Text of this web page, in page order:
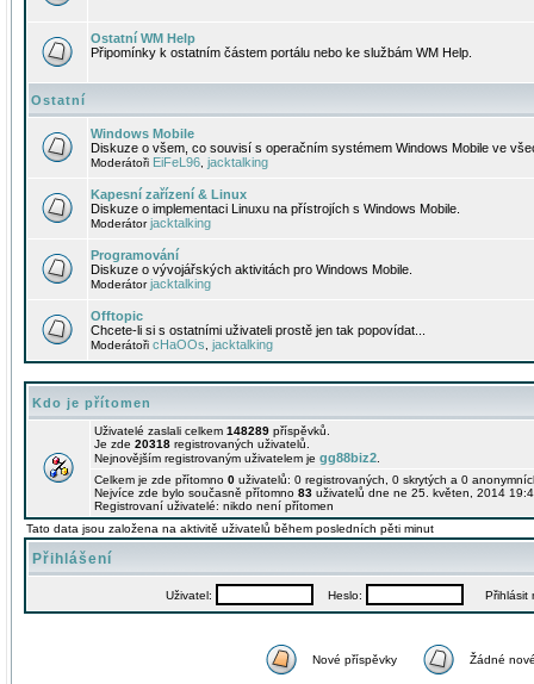
Ostatní WM Help
Připomínky k ostatním částem portálu nebo ke službám WM Help.
Ostatní
Windows Mobile
Diskuze o všem, co souvisí s operačním systémem Windows Mobile ve
Moderátoři EiFeL96 jacktalking
Kapesní zařízení & Linux
Diskuze o implementaci Linuxu na přístrojích s Windows Mobile.
Moderátorjacktalking
Programování
Diskuze o vývojářských aktivitách pro Windows Mobile.
Moderátorjacktalking
Offtopic
Chcete-li si s ostatními uživateli prostě jen tak popovídat...
Moderátoři cHaOOs jacktalking
Kdo je přítomen
Uživatelé zaslali celkem 148289 příspěvků.
Je zde 20318 registrovaných uživatelů.
Nejnovějším registrovaným uživatelem je gg88biz2
Celkem je zde přítomno 0 uživatelů: 0 registrovaných, 0 skrytých a 0
Nejvíce zde bylo současně přítomno 83 uživatelů dne ne 25. květen, 2014
Registrovaní uživatelé: nikdo není přítomen
Tato data jsou založena na aktivitě uživatelů během posledních pěti minut
Přihlášení
Uživatel: Heslo: Přihlásit
Nové příspěvky Žádné